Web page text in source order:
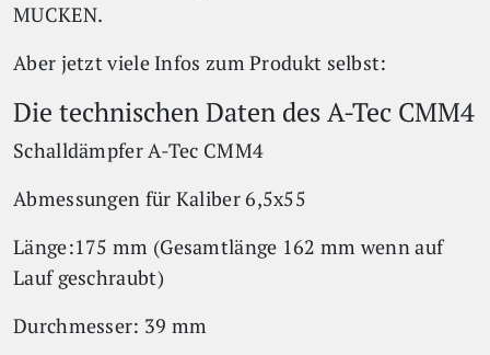
MUCKEN.
Aber jetzt viele Infos zum Produkt selbst:
Die technischen Daten des A-Tec CMM4
Schalldämpfer A-Tec CMM4
Abmessungen für Kaliber 6,5x55
Länge:175 mm (Gesamtlänge 162 mm wenn auf
Lauf geschraubt)
Durchmesser: 39 mm